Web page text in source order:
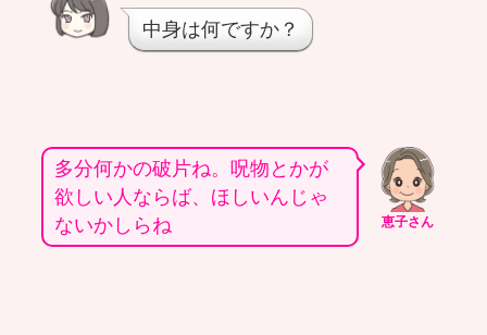
中身は何ですか？
恵子さん
多分何かの破片ね。呪物とかが
欲しい人ならば、ほしいんじゃ
ないかしらね